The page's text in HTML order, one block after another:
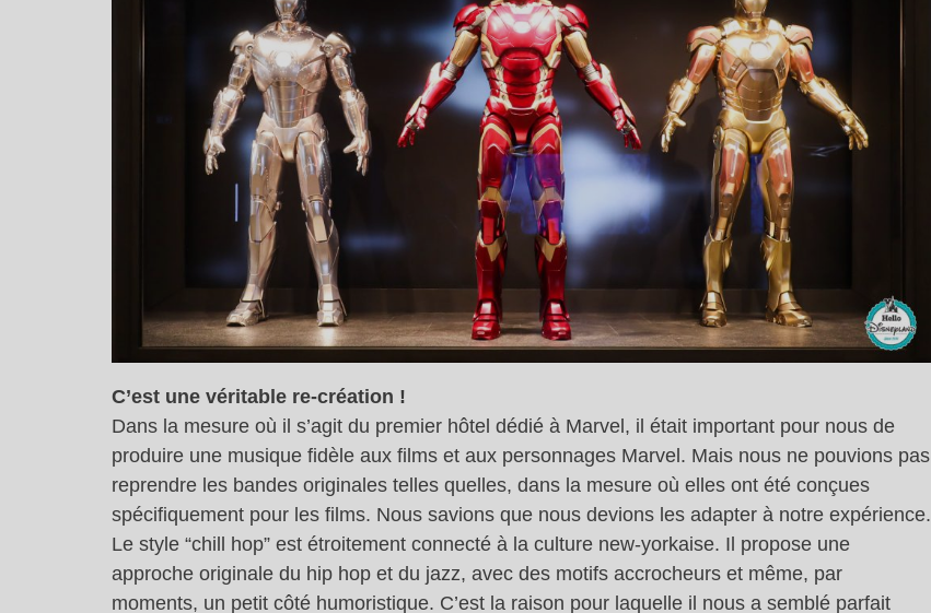
C’est une véritable re-création !
Dans la mesure où il s’agit du premier hôtel dédié à Marvel, il était important pour nous de
produire une musique fidèle aux films et aux personnages Marvel. Mais nous ne pouvions pas
reprendre les bandes originales telles quelles, dans la mesure où elles ont été conçues
spécifiquement pour les films. Nous savions que nous devions les adapter à notre expérience.
Le style “chill hop” est étroitement connecté à la culture new-yorkaise. Il propose une
approche originale du hip hop et du jazz, avec des motifs accrocheurs et même, par
moments, un petit côté humoristique. C’est la raison pour laquelle il nous a semblé parfait